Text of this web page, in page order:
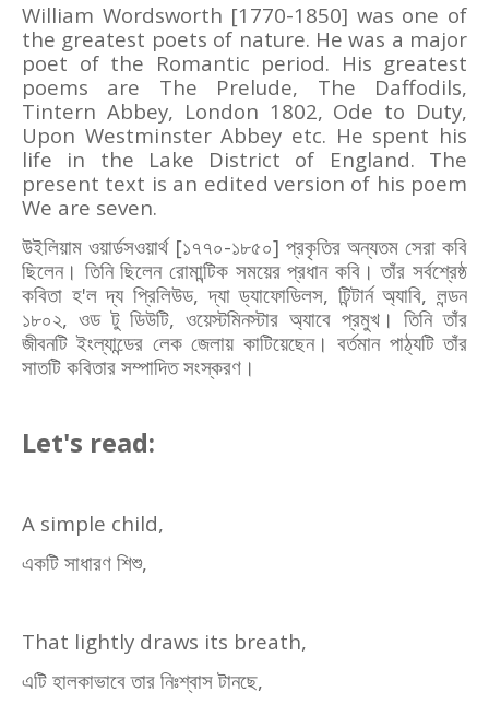
William Wordsworth [1770-1850] was one of
the greatest poets of nature. He was a major
poet of the Romantic period. His greatest
poems are The Prelude, The Daffodils,
Tintern Abbey, London 1802, Ode to Duty,
Upon Westminster Abbey etc. He spent his
life in the Lake District of England. The
present text is an edited version of his poem
We are seven.
উইলিয়াম ওয়ার্ডসওয়ার্থ [১৭৭০-১৮৫০] প্রকৃতির অন্যতম সেরা কবি
ছিলেন। তিনি ছিলেন রোমান্টিক সময়ের প্রধান কবি। তাঁর সর্বশ্রেষ্ঠ
কবিতা হ'ল দ্য প্রিলিউড,দ্যা ড্যাফোডিলস, টিন্টার্ন অ্যাবি, লন্ডন
১৮০২, ওড টু ডিউটি, ওয়েস্টমিনস্টার অ্যাবে প্রমুখ। তিনি তাঁর
জীবনটি ইংল্যান্ডের লেক জেলায় কাটিয়েছেন। বর্তমান পাঠ্যটি তাঁর
সাতটি কবিতার সম্পাদিত সংস্করণ।
Let's read:
A simple child,
একটি সাধারণ শিশু,
That lightly draws its breath,
এটি হালকাভাবে তার নিঃশ্বাস টানছে,